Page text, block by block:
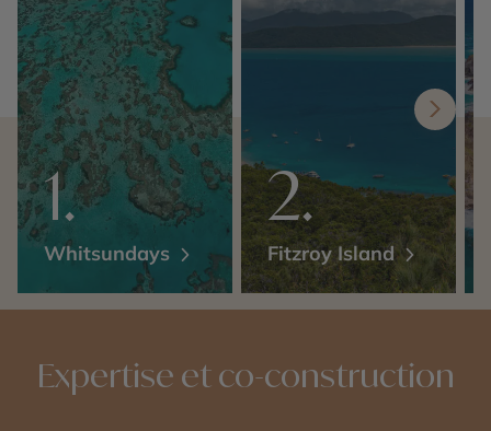
Whitsundays Fitzroy Island
Expertise et co-construction